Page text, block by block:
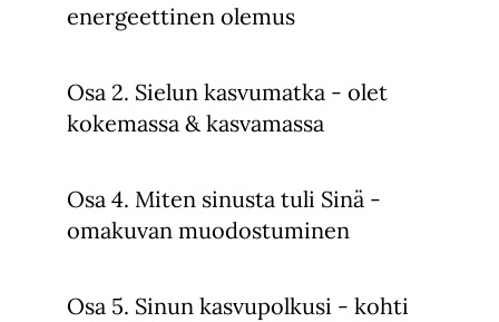
energeettinen olemus
Osa 2. Sielun kasvumatka - olet
kokemassa & kasvamassa
Osa 4. Miten sinusta tuli Sinä -
omakuvan muodostuminen
Osa 5. Sinun kasvupolkusi - kohti